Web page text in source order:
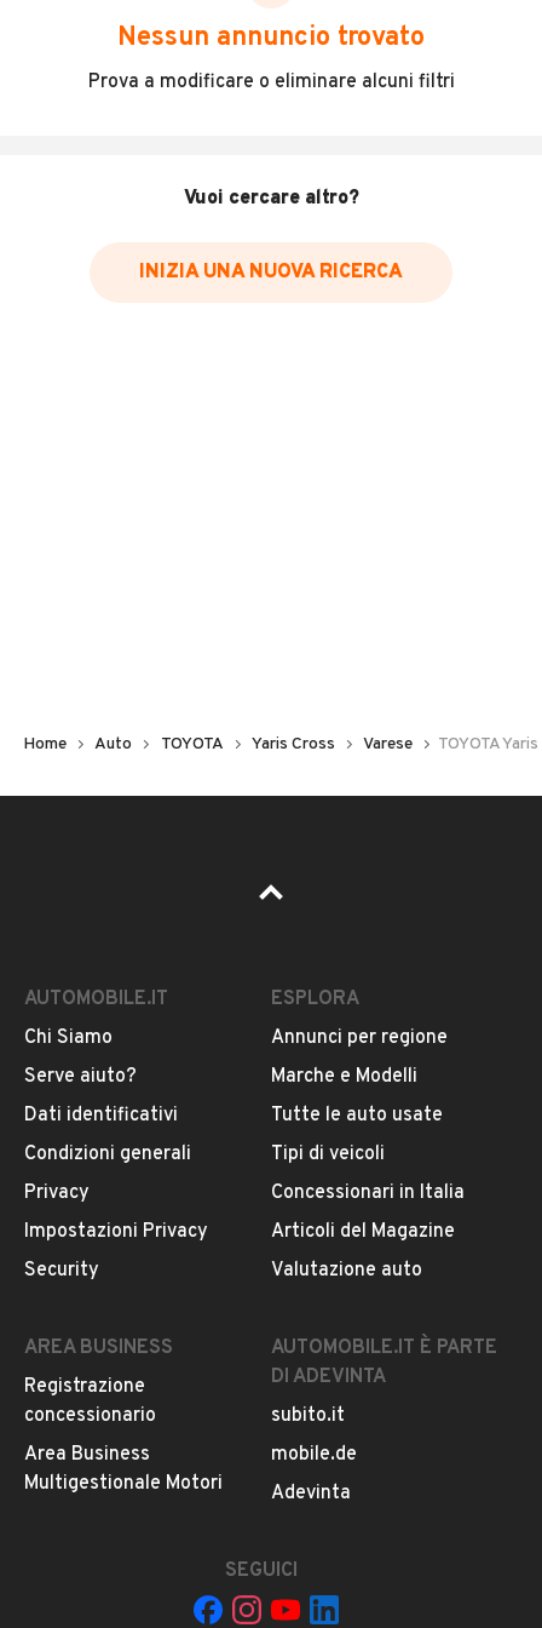
scegliere in modo trasparente e sicuro, come:
Incidenti in cui è stato coinvolto il veicolo
Data e luogo delle revisioni effettuate
Inserisci il numero di targa per verificare la disponibilità
Pubblicità
DESCRIZIONE
[Quattroruote:69796da26bafe]
TOYOTA YARIS CROSS 1.5 FULL-HYBRID ACTIVE NUOVA
AUTOVETTURA DISPONIBILE IN DIVERSE COLORAZIONI
PREZZO LISTINO UFFICIALE TOYOTA ITALIA: 29.400€
SCONTO INCONDIZIONATO TOYOTA ITALIA: -2.750€
PREZZO PROMOZIONALE AUTOCASCONE: 24.400€
LEGGI TUTTO
INFORMAZIONI VEICOLO
Nessun annuncio trovato
Prova a modificare o eliminare alcuni filtri
Vuoi cercare altro?
INIZIA UNA NUOVA RICERCA
Home Auto TOYOTA Yaris Cross Varese TOYOTA
AUTOMOBILE.IT
Chi Siamo
Serve aiuto?
Dati identificativi
Condizioni generali
Privacy
Impostazioni Privacy
Security
ESPLORA
Annunci per regione
Marche e Modelli
Tutte le auto usate
Tipi di veicoli
Concessionari in Italia
Articoli del Magazine
Valutazione auto
AREA BUSINESS
Registrazione
concessionario
Area Business
Multigestionale Motori
AUTOMOBILE.IT È PARTE
DI ADEVINTA
subito.it
mobile.de
Adevinta
SEGUICI